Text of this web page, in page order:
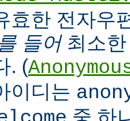
효한 전자우
들어최소한
. (
이디는
중 하